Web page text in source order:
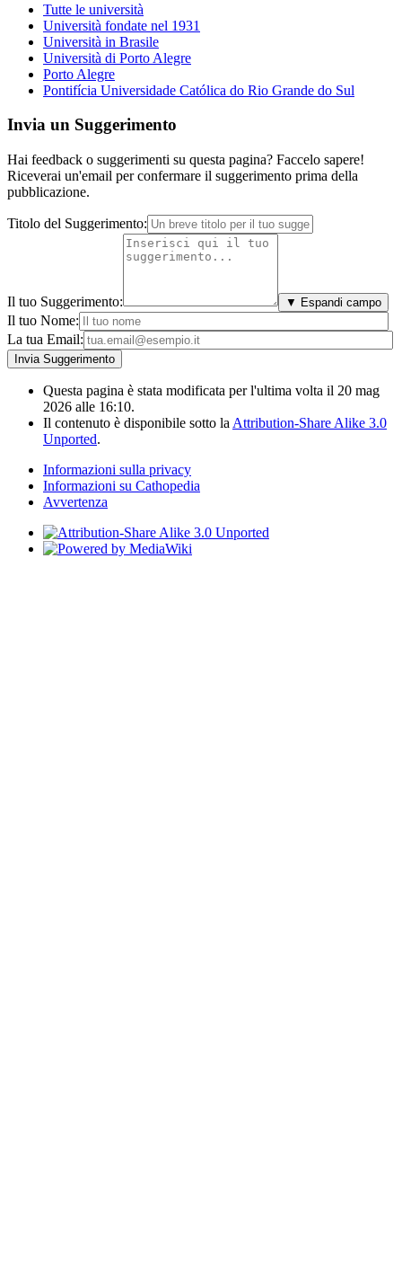
Tutte le università
Università fondate nel 1931
Università in Brasile
Università di Porto Alegre
Porto Alegre
Pontifícia Universidade Católica do Rio Grande do Sul
Invia un Suggerimento
Hai feedback o suggerimenti su questa pagina? Faccelo sapere!
Riceverai un'email per confermare il suggerimento prima della
pubblicazione.
Titolo del Suggerimento:
Il tuo Suggerimento: ▼ Espandi campo
Il tuo Nome:
La tua Email:
Questa pagina è stata modificata per l'ultima volta il 20 mag
2026 alle 16:10.
Il contenuto è disponibile sotto la Attribution-Share Alike 3.0
Unported.
Informazioni sulla privacy
Informazioni su Cathopedia
Avvertenza